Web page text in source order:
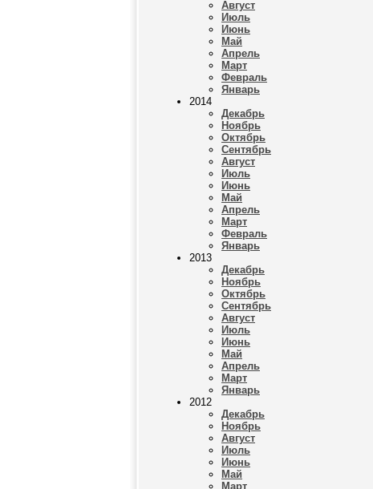
Август
Июль
Июнь
Май
Апрель
Март
Февраль
Январь
2014
Декабрь
Ноябрь
Октябрь
Сентябрь
Август
Июль
Июнь
Май
Апрель
Март
Февраль
Январь
2013
Декабрь
Ноябрь
Октябрь
Сентябрь
Август
Июль
Июнь
Май
Апрель
Март
Январь
2012
Декабрь
Ноябрь
Август
Июль
Июнь
Май
Март